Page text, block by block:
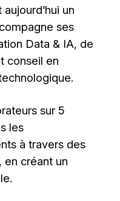
un
ses
Data & IA, de
conseil en
sur 5
les
à travers des
en créant un